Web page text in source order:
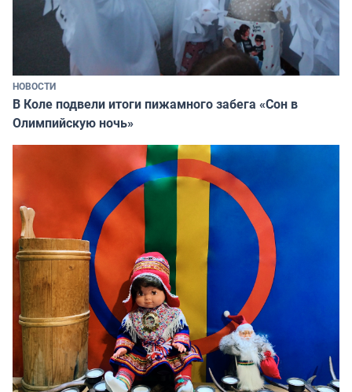
НОВОСТИ
В Коле подвели итоги пижамного забега «Сон в
Олимпийскую ночь»